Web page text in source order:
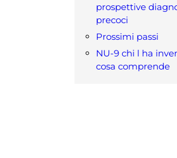
prospettive
precoci
Prossimi passi
NU-9 chi l ha
cosa comprende